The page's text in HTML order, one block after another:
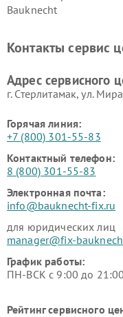
Bauknecht
Контакты сервис
Адрес сервисного
г. Стерлитамак, ул.
Горячая линия:
+7 (800) 301-55-83
Контактный телефон:
8 (800) 301-55-83
Электронная почта:
info@bauknecht-fix.ru
для юридических лиц
manager@fix-
График работы:
ПН-ВСК с 9:00 до
Рейтинг сервисного